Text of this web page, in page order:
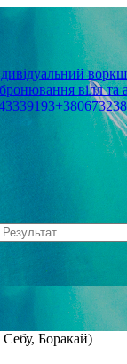
вілл та
Боракай)